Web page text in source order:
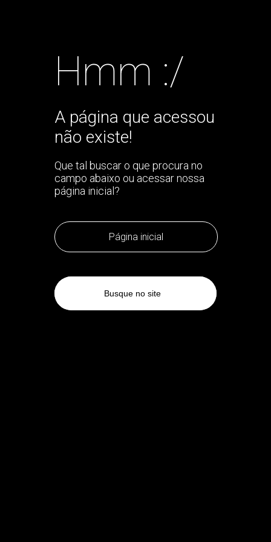
Hmm :/
A página que acessou
não existe!
Que tal buscar o que procura no
campo abaixo ou acessar nossa
página inicial?
Página inicial